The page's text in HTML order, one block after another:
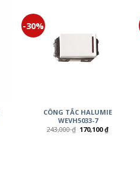
-30%
CÔNG TẮC HALUMIE
WEVH5033-7
243,000₫ 170,100₫